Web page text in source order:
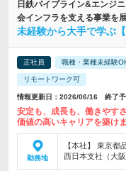
日鉄パイプライン&エンジ
会インフラを支える事業を
未経験から大手で学ぶ
正社員 職種・業種未経験
リモートワーク可
情報更新日：2026/06/16 終了
安定も、成長も、働きやす
価値の高いキャリアを築け
勤務地
【本社】 東京都
西日本支社（大